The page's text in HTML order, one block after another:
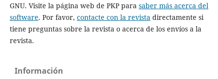
GNU. Visite la página web de PKP para saber más acerca del
software. Por favor, contacte con la revistadirectamente si
tiene preguntas sobre la revista o acerca de los envíos a la
revista.
Información